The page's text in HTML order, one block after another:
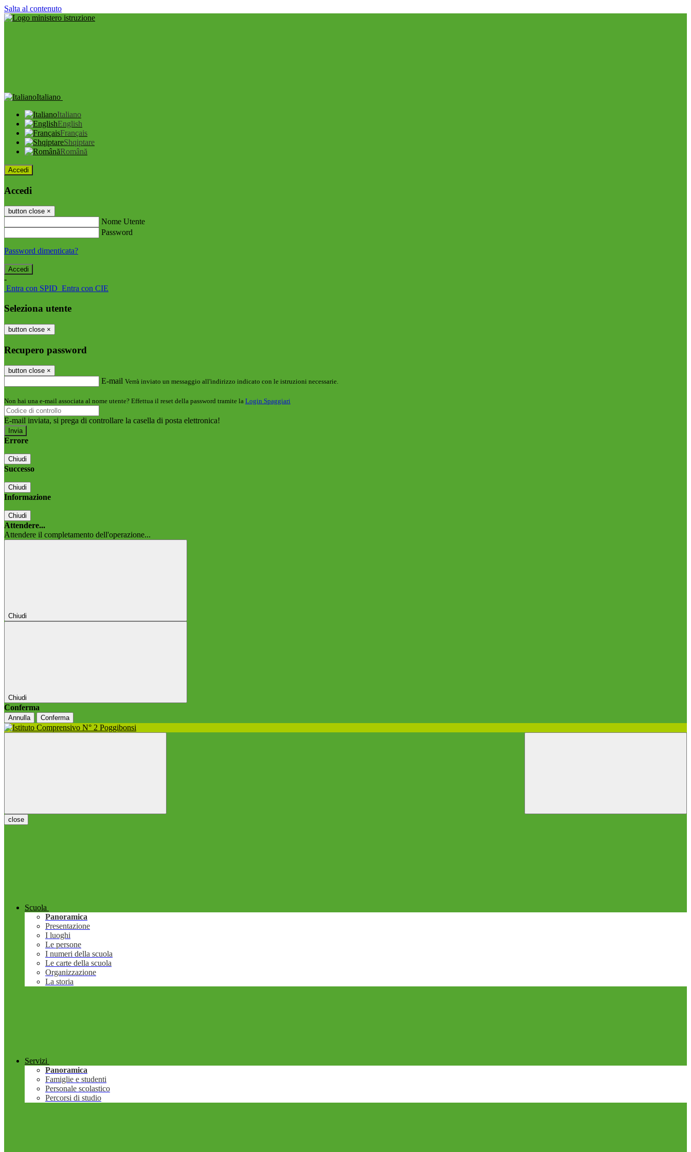
Salta al contenuto
Italiano
Italiano
English
Français
Shqiptare
Română
Accedi
Accedi
button close ×
Nome Utente
Password
Password dimenticata?
-
Entra con SPID Entra con CIE
Seleziona utente
button close ×
Recupero password
button close ×
E-mail Verrà inviato un messaggio all'indirizzo indicato con le istruzioni necessarie.
Non hai una e-mail associata al nome utente? Effettua il reset della password tramite la Login Spaggiari
E-mail inviata, si prega di controllare la casella di posta elettronica!
Errore
Chiudi
Successo
Chiudi
Informazione
Chiudi
Attendere...
Attendere il completamento dell'operazione...
Chiudi
Chiudi
Conferma
Annulla Conferma
close
Scuola
Panoramica
Presentazione
I luoghi
Le persone
I numeri della scuola
Le carte della scuola
Organizzazione
La storia
Servizi
Panoramica
Famiglie e studenti
Personale scolastico
Percorsi di studio